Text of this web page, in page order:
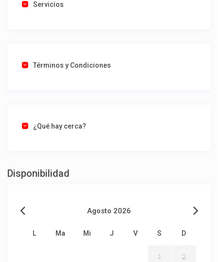
Servicios
Términos y Condiciones
¿Qué hay cerca?
Disponibilidad
Agosto 2026
L Ma Mi J V S D
1 2